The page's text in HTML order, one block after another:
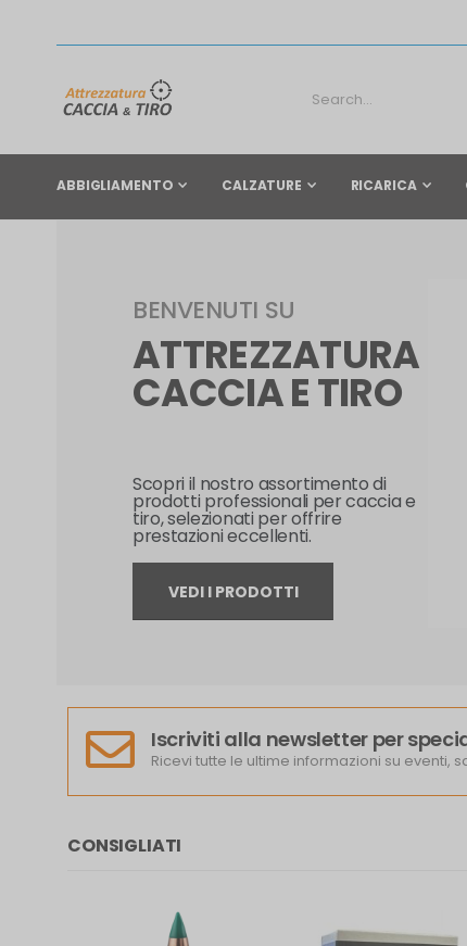
ABBIGLIAMENTO CALZATURE RICARICA
BENVENUTI SU
ATTREZZATURA
CACCIA E TIRO
Scopri il nostro assortimento di
prodotti professionali per caccia e
tiro, selezionati per offrire
prestazioni eccellenti.
VEDI I PRODOTTI
Iscriviti alla newsletter per
Ricevi tutte le ultime informazioni su eventi,
CONSIGLIATI